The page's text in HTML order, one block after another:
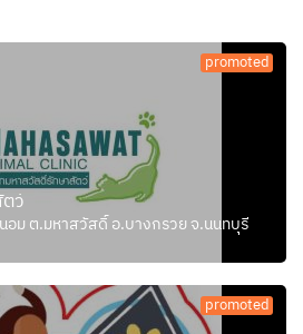
promoted
ว์
ม ต.มหาสวัสดิ์ อ.บางกรวย จ.นนทบุรี
promoted